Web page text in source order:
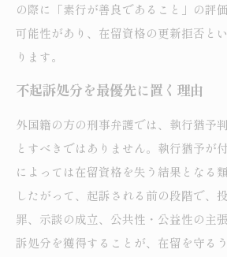
の際に「素行が善良であること」の評
可能性があり、在留資格の更新拒否と
ります。
不起訴処分を最優先に置く理由
外国籍の方の刑事弁護では、執行猶予
とすべきではありません。執行猶予が
によっては在留資格を失う結果となる
したがって、起訴される前の段階で、
罪、示談の成立、公共性・公益性の主
訴処分を獲得することが、在留を守る